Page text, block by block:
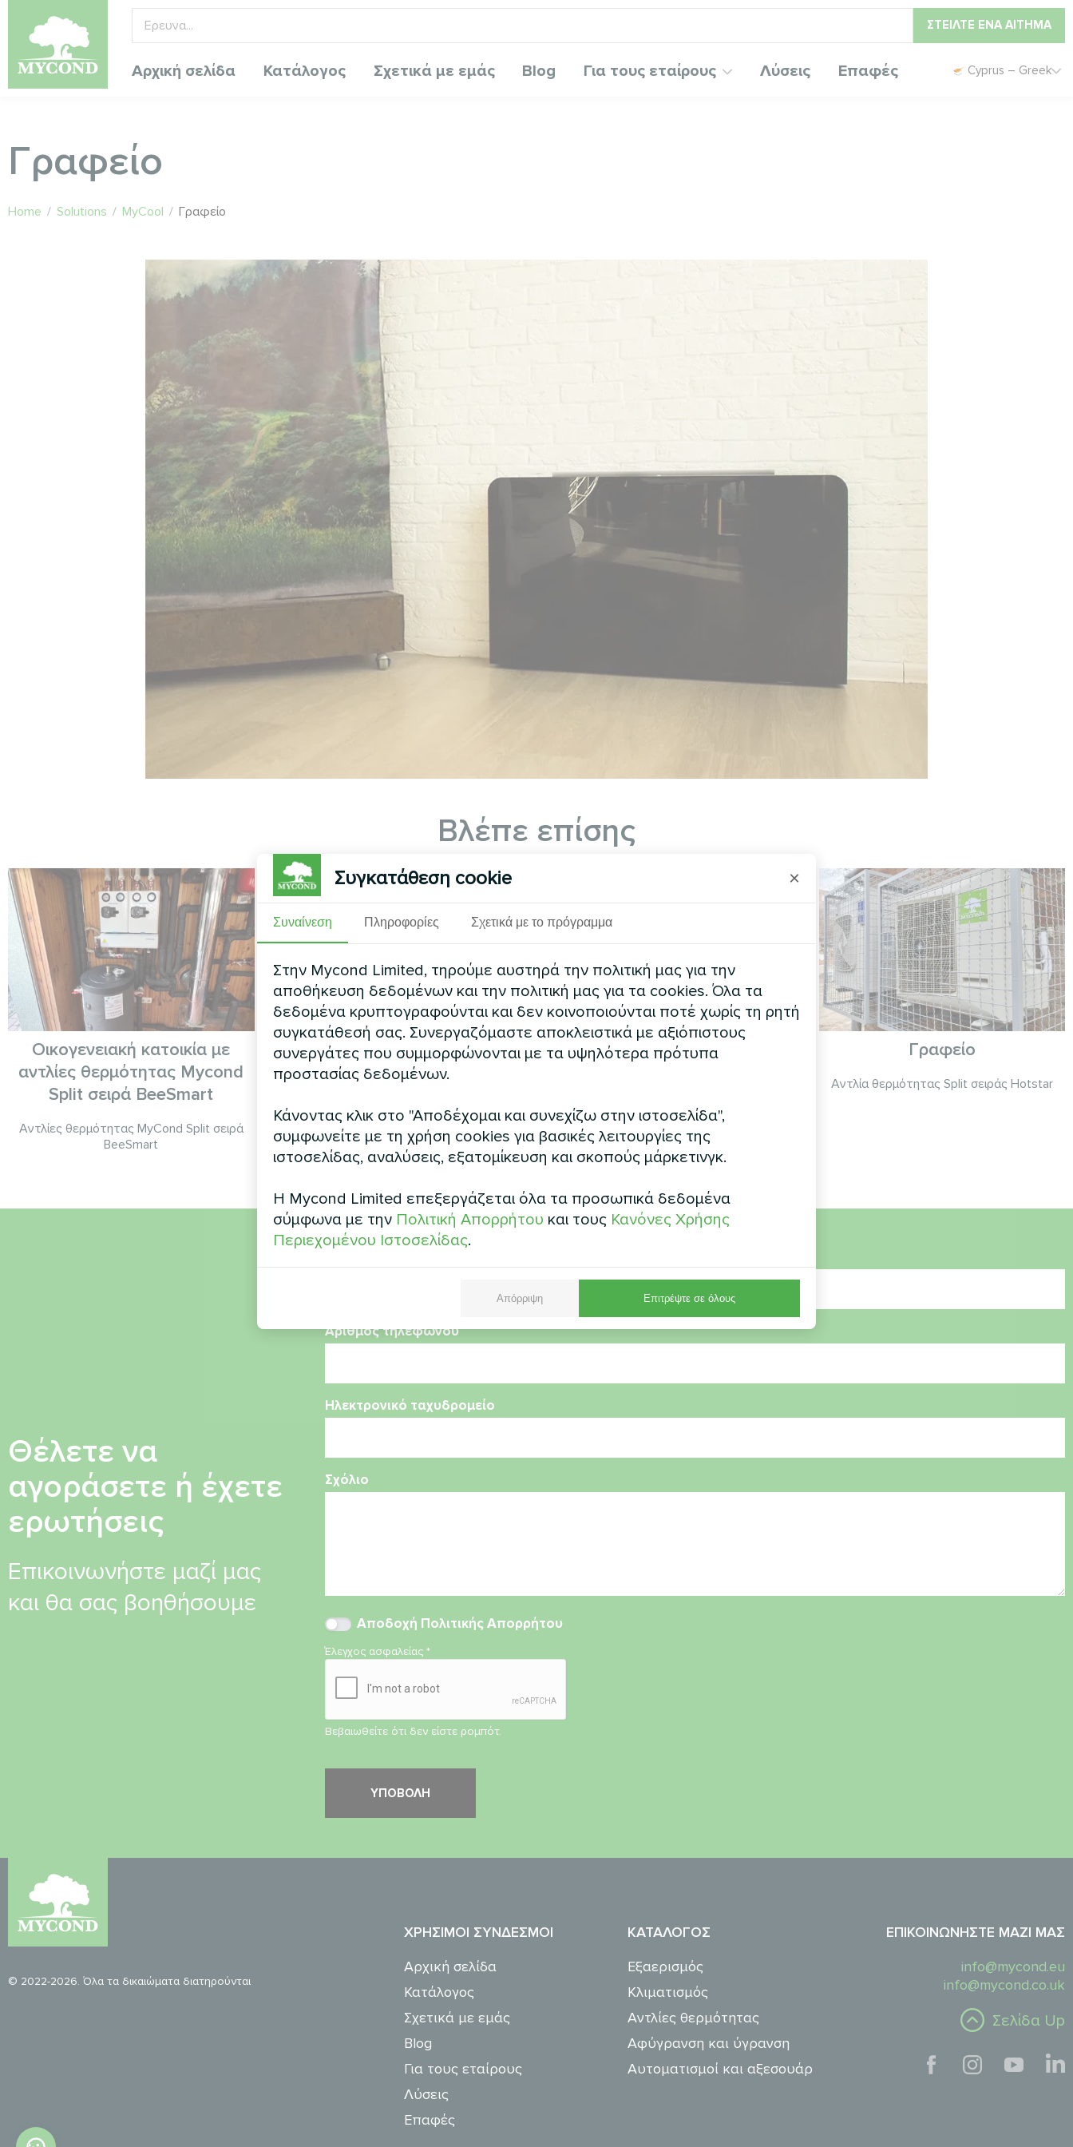
ΣΤΕΊΛΤΕ ΈΝΑ ΑΊΤΗΜΑ
Αρχική σελίδα Κατάλογος Σχετικά με εμάς Blog Για τους εταίρους Λύσεις Επαφές Cyprus – Greek
Γραφείο
Home / Solutions / MyCool / Γραφείο
Βλέπε επίσης
Οικογενειακή κατοικία με
αντλίες θερμότητας Mycond
Split σειρά BeeSmart
Αντλίες θερμότητας MyCond Split σειρά
BeeSmart
Ιδιωτική κατοικία
Αντλία θερμότητας Split σειρά Artic Home
Ιδιωτική κατοικία Γραφείο
Αντλία θερμότητας Split σειράς Hotstar
Θέλετε να
αγοράσετε ή έχετε
ερωτήσεις
Επικοινωνήστε μαζί μας
και θα σας βοηθήσουμε
Αριθμός τηλεφώνου
Ηλεκτρονικό ταχυδρομείο
Σχόλιο
Αποδοχή Πολιτικής Απορρήτου
Έλεγχος ασφαλείας*
Βεβαιωθείτε ότι δεν είστε ρομπότ.
© 2022-2026. Όλα τα δικαιώματα διατηρούνται
ΧΡΉΣΙΜΟΙ ΣΎΝΔΕΣΜΟΙ
Αρχική σελίδα
Κατάλογος
Σχετικά με εμάς
Blog
Για τους εταίρους
Λύσεις
Επαφές
ΚΑΤΆΛΟΓΟΣ
Εξαερισμός
Κλιματισμός
Αντλίες θερμότητας
Αφύγρανση και ύγρανση
Αυτοματισμοί και αξεσουάρ
ΕΠΙΚΟΙΝΩΝΉΣΤΕ ΜΑΖΊ ΜΑΣ
info@mycond.eu
info@mycond.co.uk
Σελίδα Up
Συγκατάθεση cookie ×
Συναίνεση Πληροφορίες Σχετικά με το πρόγραμμα
Στην Mycond Limited, τηρούμε αυστηρά την πολιτική μας για την
αποθήκευση δεδομένων και την πολιτική μας για τα cookies. Όλα τα
δεδομένα κρυπτογραφούνται και δεν κοινοποιούνται ποτέ χωρίς τη ρητή
συγκατάθεσή σας. Συνεργαζόμαστε αποκλειστικά με αξιόπιστους
συνεργάτες που συμμορφώνονται με τα υψηλότερα πρότυπα
προστασίας δεδομένων.
Κάνοντας κλικ στο "Αποδέχομαι και συνεχίζω στην ιστοσελίδα",
συμφωνείτε με τη χρήση cookies για βασικές λειτουργίες της
ιστοσελίδας, αναλύσεις, εξατομίκευση και σκοπούς μάρκετινγκ.
Η Mycond Limited επεξεργάζεται όλα τα προσωπικά δεδομένα
σύμφωνα με την Πολιτική Απορρήτου και τους Κανόνες Χρήσης
Περιεχομένου Ιστοσελίδας.
Απόρριψη Επιτρέψτε σε όλους